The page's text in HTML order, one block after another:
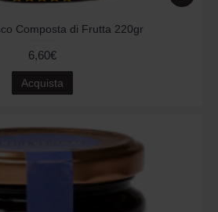
Composta di Frutta 220gr
6,60€
Acquista